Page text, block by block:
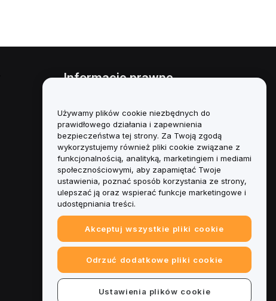
Informacje prawne
interesów
Podsumowanie polityki
powiernictwa i zarządzania
Informacje ESG
Biuletyny informacyjne
kryptoaktywów
Używamy plików cookie niezbędnych do
prawidłowego działania i zapewnienia
bezpieczeństwa tej strony. Za Twoją zgodą
wykorzystujemy również pliki cookie związane z
funkcjonalnością, analityką, marketingiem i mediami
społecznościowymi, aby zapamiętać Twoje
ustawienia, poznać sposób korzystania ze strony,
ulepszać ją oraz wspierać funkcje marketingowe i
udostępniania treści.
Akceptuj wszystkie pliki cookie
Odrzuć dodatkowe pliki cookie
Ustawienia plików cookie